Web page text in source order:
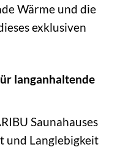
Wärme und die
exklusiven
langanhaltende
Saunahauses
und Langlebigkeit